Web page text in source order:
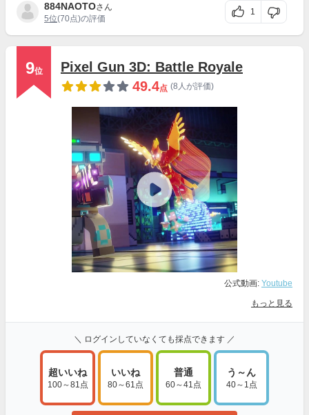
884NAOTOさん
5位(70点)の評価
1
9位
Pixel Gun 3D: Battle Royale
49.4点 (8人が評価)
公式動画: Youtube
もっと見る
＼ ログインしていなくても採点できます ／
超いいね
100～81点
いいね
80～61点
普通
60～41点
う～ん
40～1点